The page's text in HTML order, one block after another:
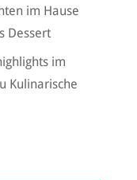
im Hause
Dessert
im
Kulinarische